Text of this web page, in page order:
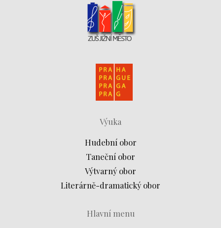
Výuka
Hudební obor
Taneční obor
Výtvarný obor
Literárně-dramatický obor
Hlavní menu